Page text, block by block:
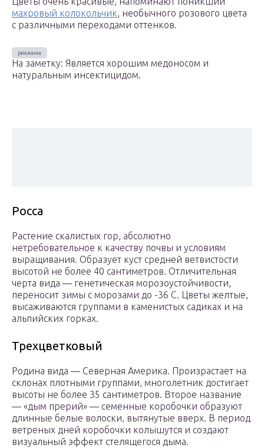
махровый колокольчик, необычного розового цвета
с различными переходами оттенков.
На заметку: Является хорошим медоносом и
натуральным инсектицидом.
Росса
Растение скалистых гор, абсолютно
нетребовательное к качеству почвы и условиям
выращивания. Образует куст средней ветвистости
высотой не более 40 сантиметров. Отличительная
черта вида — генетическая морозоустойчивости,
переносит зимы с морозами до -36 С. Цветы желтые,
высаживаются группами в каменистых садиках и на
альпийских горках.
Трехцветковый
Родина вида — Северная Америка. Произрастает на
склонах плотными группами, многолетник достигает
высоты не более 35 сантиметров. Второе название
— «дым прерий» — семенные коробочки образуют
длинные белые волоски, вытянутые вверх. В период
ветреных дней коробочки колышутся и создают
визуальный эффект стелящегося дыма.